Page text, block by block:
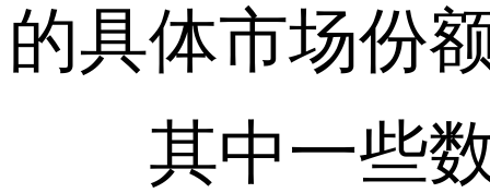
的具体市场份
其中一些数